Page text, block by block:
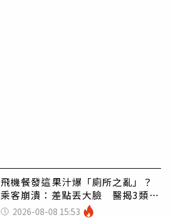
飛機餐發這果汁爆「廁所之亂」？
乘客崩潰：差點丟大臉 醫揭3類人
別亂喝
2026-08-08 15:53